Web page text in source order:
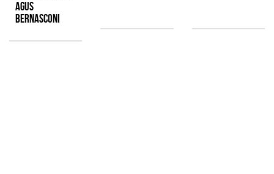
Agus
Bernasconi